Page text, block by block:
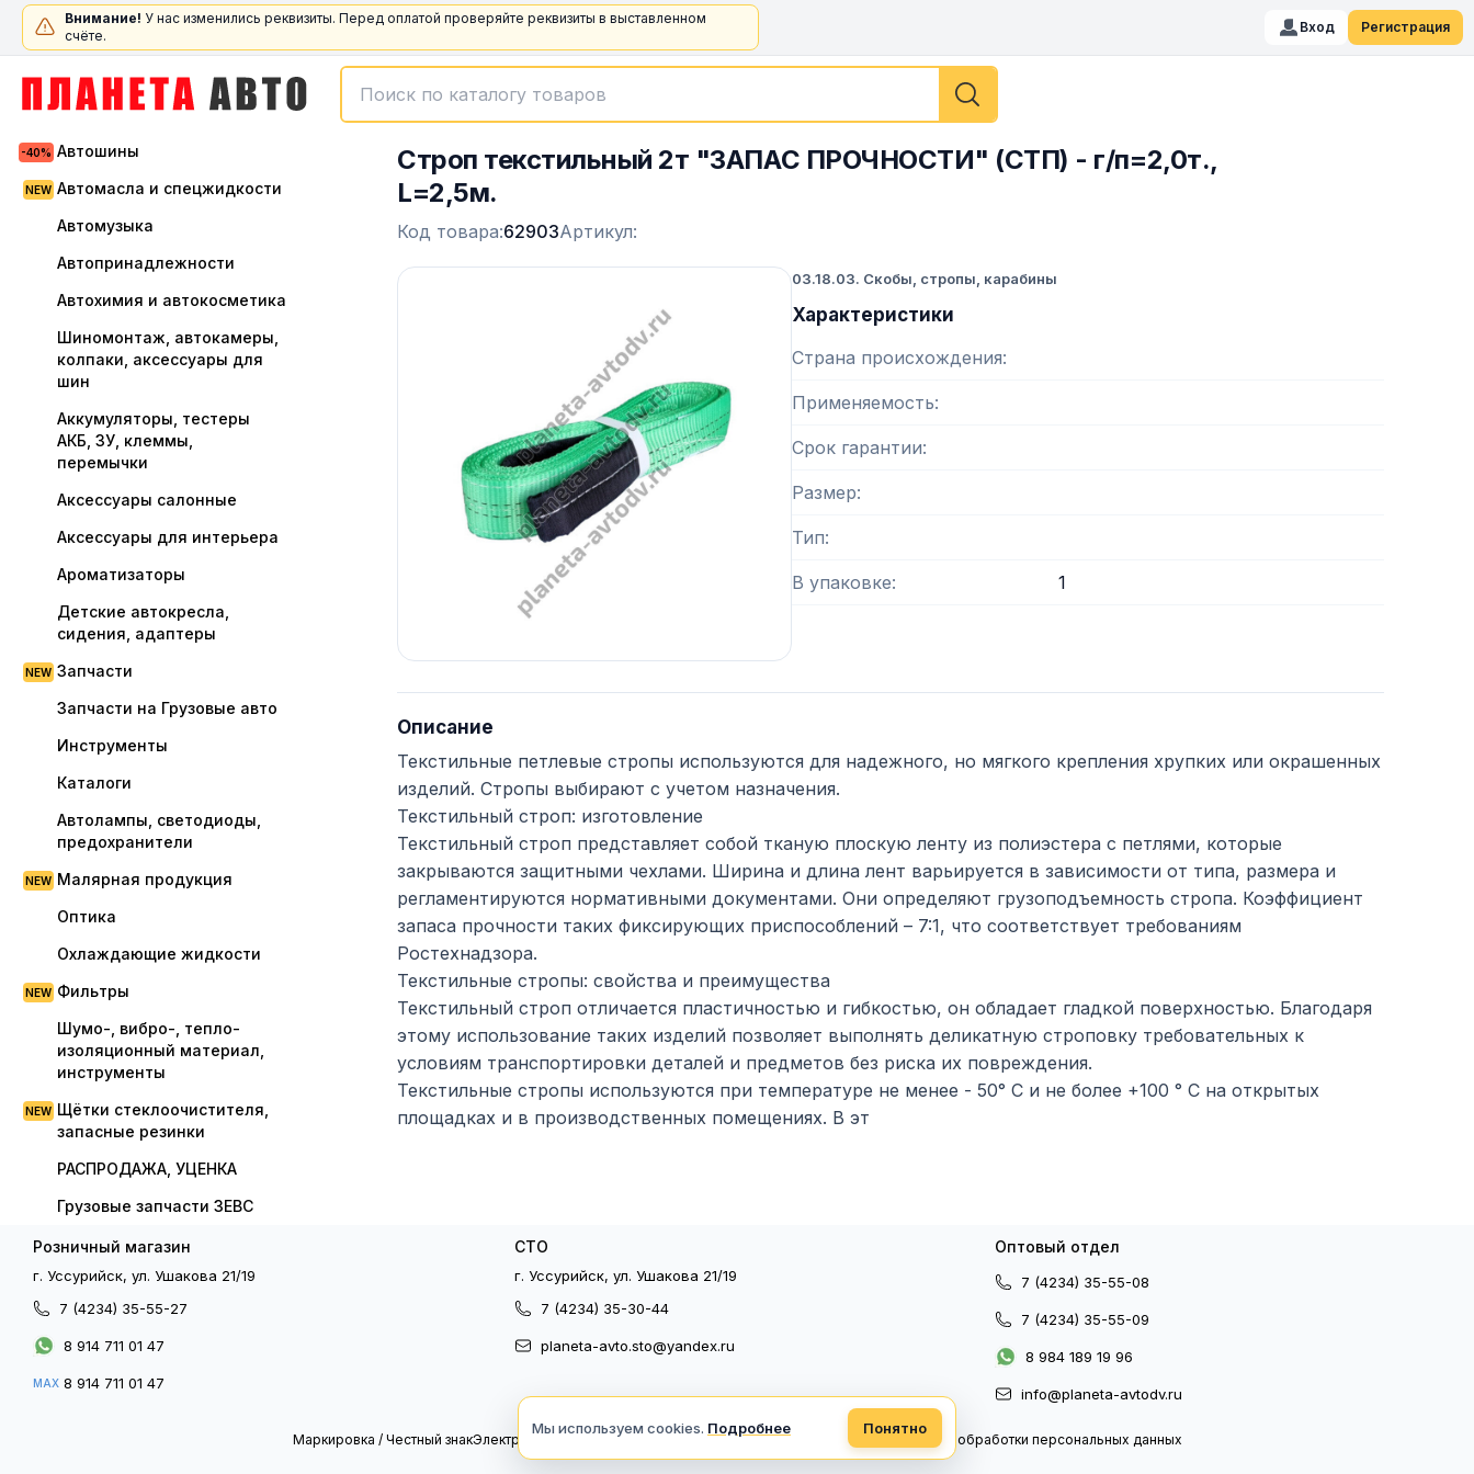
Внимание! У нас изменились реквизиты. Перед оплатой проверяйте реквизиты в выставленном
счёте.
Вход Регистрация
Автошины
Автомасла и спецжидкости
Автомузыка
Автопринадлежности
Автохимия и автокосметика
Шиномонтаж, автокамеры,
колпаки, аксессуары для
шин
Аккумуляторы, тестеры
АКБ, ЗУ, клеммы,
перемычки
Аксессуары салонные
Аксессуары для интерьера
Ароматизаторы
Детские автокресла,
сидения, адаптеры
Запчасти
Запчасти на Грузовые авто
Инструменты
Каталоги
Автолампы, светодиоды,
предохранители
Малярная продукция
Оптика
Охлаждающие жидкости
Фильтры
Шумо-, вибро-, тепло-
изоляционный материал,
инструменты
Щётки стеклоочистителя,
запасные резинки
РАСПРОДАЖА, УЦЕНКА
Грузовые запчасти ЗЕВС
Строп текстильный 2т "ЗАПАС ПРОЧНОСТИ" (СТП) - г/п=2,0т.,
L=2,5м.
Код товара:62903Артикул:
03.18.03. Скобы, стропы, карабины
Характеристики
Страна происхождения
Применяемость
Срок гарантии
Размер
Тип
В упаковке 1
Описание
Текстильные петлевые стропы используются для надежного, но мягкого крепления хрупких или окрашенных
изделий. Стропы выбирают с учетом назначения.
Текстильный строп: изготовление
Текстильный строп представляет собой тканую плоскую ленту из полиэстера с петлями, которые
закрываются защитными чехлами. Ширина и длина лент варьируется в зависимости от типа, размера и
регламентируются нормативными документами. Они определяют грузоподъемность стропа. Коэффициент
запаса прочности таких фиксирующих приспособлений – 7:1, что соответствует требованиям
Ростехнадзора.
Текстильные стропы: свойства и преимущества
Текстильный строп отличается пластичностью и гибкостью, он обладает гладкой поверхностью. Благодаря
этому использование таких изделий позволяет выполнять деликатную строповку требовательных к
условиям транспортировки деталей и предметов без риска их повреждения.
Текстильные стропы используются при температуре не менее - 50° C и не более +100 ° C на открытых
площадках и в производственных помещениях. В эт
Розничный магазин
г. Уссурийск, ул. Ушакова 21/19
7 (4234) 35-55-27
8 914 711 01 47
MAX 8 914 711 01 47
СТО
г. Уссурийск, ул. Ушакова 21/19
7 (4234) 35-30-44
planeta-avto.sto@yandex.ru
Оптовый отдел
7 (4234) 35-55-08
7 (4234) 35-55-09
8 984 189 19 96
info@planeta-avtodv.ru
Маркировка / Честный знакЭлектронный документооборот Политика конфиденциальности Политика обработки персональных данных
Мы используем cookies. Подробнее Понятно